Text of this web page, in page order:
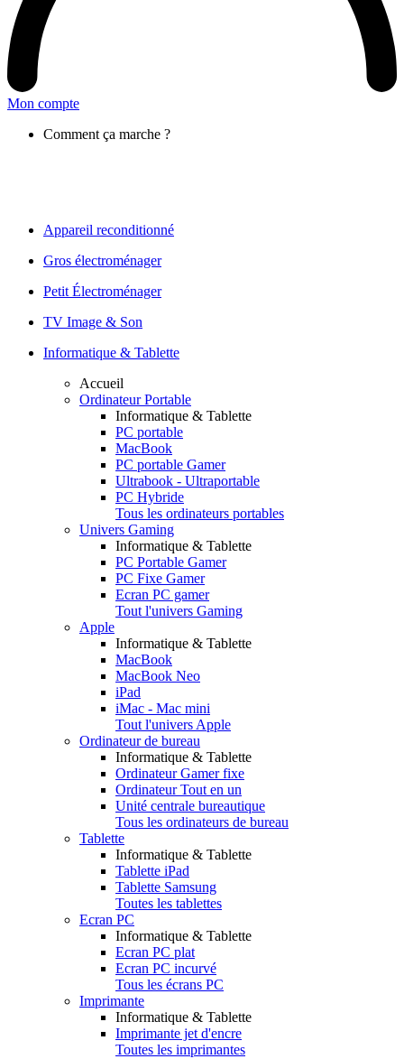
Mon compte
Comment ça marche ?
Appareil reconditionné
Gros électroménager
Petit Électroménager
TV Image & Son
Informatique & Tablette
Accueil
Ordinateur Portable
Informatique & Tablette
PC portable
MacBook
PC portable Gamer
Ultrabook - Ultraportable
PC Hybride
Tous les ordinateurs portables
Univers Gaming
Informatique & Tablette
PC Portable Gamer
PC Fixe Gamer
Ecran PC gamer
Tout l'univers Gaming
Apple
Informatique & Tablette
MacBook
MacBook Neo
iPad
iMac - Mac mini
Tout l'univers Apple
Ordinateur de bureau
Informatique & Tablette
Ordinateur Gamer fixe
Ordinateur Tout en un
Unité centrale bureautique
Tous les ordinateurs de bureau
Tablette
Informatique & Tablette
Tablette iPad
Tablette Samsung
Toutes les tablettes
Ecran PC
Informatique & Tablette
Ecran PC plat
Ecran PC incurvé
Tous les écrans PC
Imprimante
Informatique & Tablette
Imprimante jet d'encre
Toutes les imprimantes